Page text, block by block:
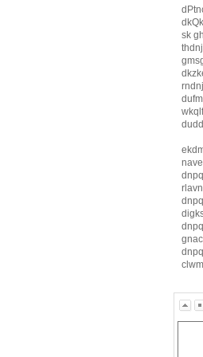
sk
판